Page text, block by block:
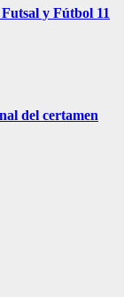
y Fútbol 11
del certamen